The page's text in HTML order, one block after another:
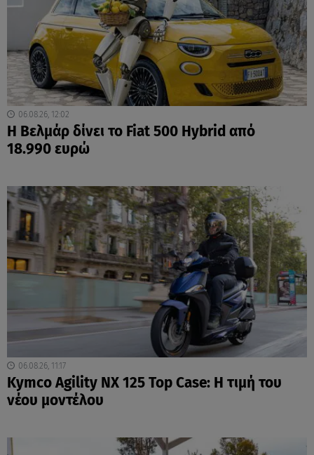
06.08.26, 12:02
Η Βελμάρ δίνει το Fiat 500 Hybrid από
18.990 ευρώ
06.08.26, 11:17
Kymco Agility NX 125 Τοp Case: Η τιμή του
νέου μοντέλου